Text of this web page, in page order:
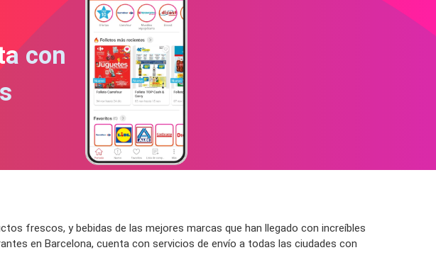
con
frescos, y bebidas de las mejores marcas que han llegado con increíbles
en Barcelona, cuenta con servicios de envío a todas las ciudades con